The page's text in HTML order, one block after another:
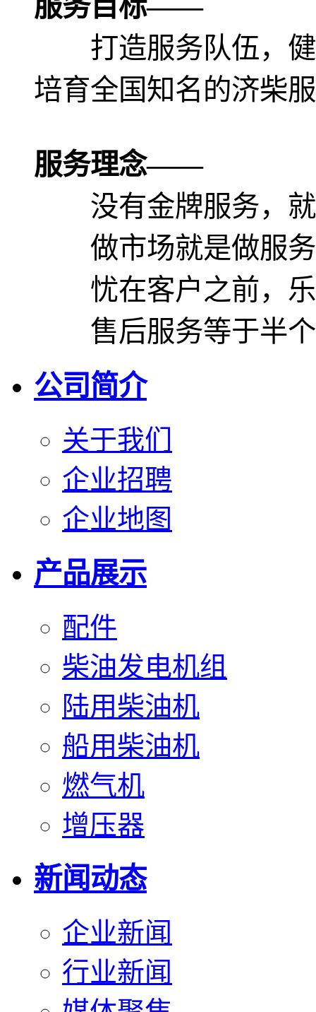
服务目标——
打造服务队伍，
培育全国知名的济柴
服务理念——
没有金牌服务，
做市场就是做服务
忧在客户之前，
售后服务等于半
公司简介
关于我们
企业招聘
企业地图
产品展示
配件
柴油发电机组
陆用柴油机
船用柴油机
燃气机
增压器
新闻动态
企业新闻
行业新闻